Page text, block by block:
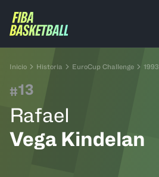
Inicio Historia EuroCup Challenge 1993
#13
Rafael
Vega Kindelan